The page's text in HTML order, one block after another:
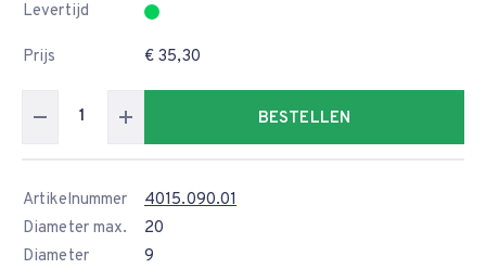
Levertijd
Prijs € 35,30
BESTELLEN
Artikelnummer
4015.090.01
Diameter max.
20
Diameter
9